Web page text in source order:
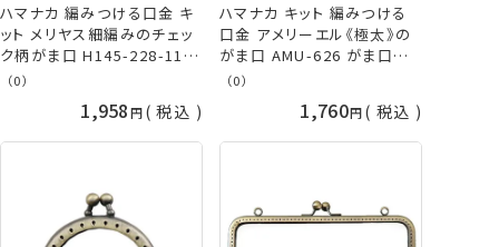
ハマナカ 編みつける口金 キ
ット メリヤス細編みのチェッ
ク柄がま口 H145-228-119
hama ウオッシュコットン ク
（0）
1,958 税込
ハマナカ キット 編みつける
口金 アメリーエル《極太》の
がま口 AMU-626 がま口
hama
（0）
1,760 税込